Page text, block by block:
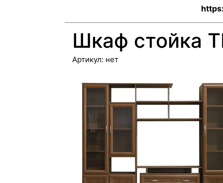
Шкаф стойка
Артикул: нет